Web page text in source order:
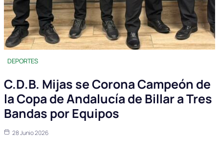
DEPORTES
C.D.B. Mijas se Corona Campeón de
la Copa de Andalucía de Billar a Tres
Bandas por Equipos
28 Junio 2026